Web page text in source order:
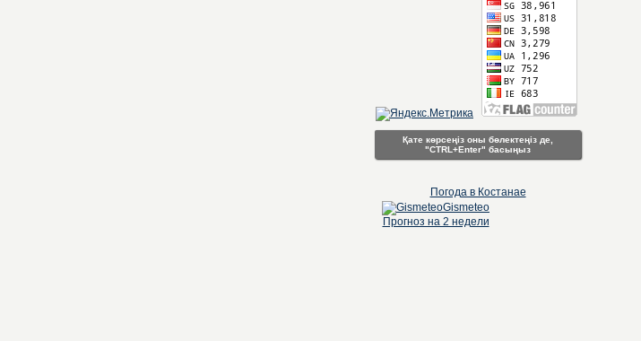
Қате көрсеңіз оны бөлектеңіз де,
"CTRL+Enter" басыңыз
Погода в Костанае
Gismeteo
Прогноз на 2 недели